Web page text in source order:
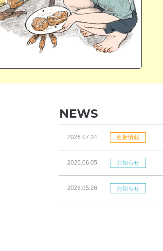
NEWS
2026.07.24 更新情報
2026.06.05 お知らせ
2026.05.26 お知らせ